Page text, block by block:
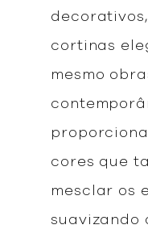
cortinas
mesmo
cores que
mesclar os
suavizando